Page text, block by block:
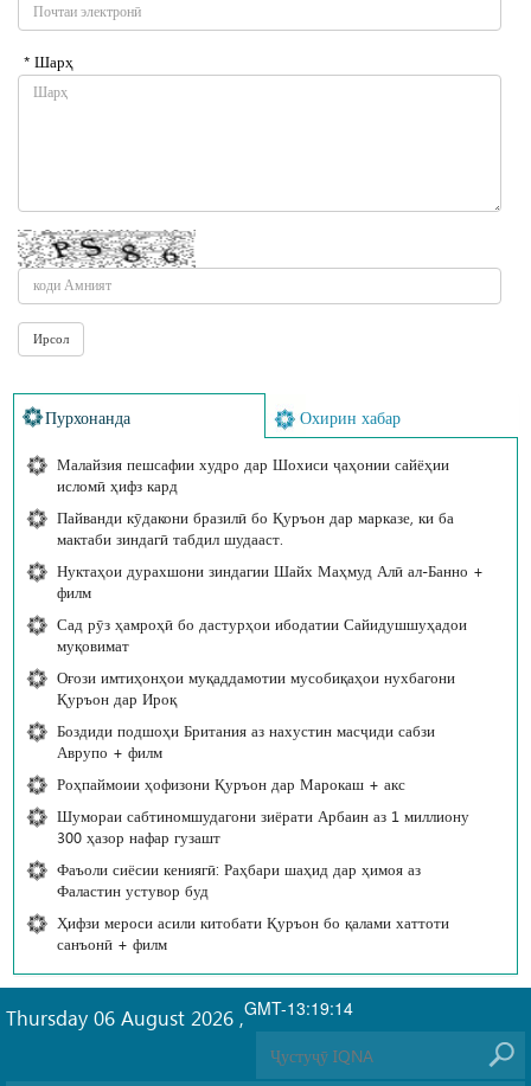
* Шарҳ
Пурхонанда Охирин хабар
Малайзия пешсафии худро дар Шохиси ҷаҳонии сайёҳии
исломӣ ҳифз кард
Пайванди кӯдакони бразилӣ бо Қуръон дар марказе, ки ба
мактаби зиндагӣ табдил шудааст.
Нуктаҳои дурахшони зиндагии Шайх Маҳмуд Алӣ ал-Банно +
филм
Сад рӯз ҳамроҳӣ бо дастурҳои ибодатии Сайидушшуҳадои
муқовимат
Оғози имтиҳонҳои муқаддамотии мусобиқаҳои нухбагони
Қуръон дар Ироқ
Боздиди подшоҳи Британия аз нахустин масҷиди сабзи
Аврупо + филм
Роҳпаймоии ҳофизони Қуръон дар Марокаш + акс
Шумораи сабтиномшудагони зиёрати Арбаин аз 1 миллиону
300 ҳазор нафар гузашт
Фаъоли сиёсии кениягӣ: Раҳбари шаҳид дар ҳимоя аз
Фаластин устувор буд
Ҳифзи мероси асили китобати Қуръон бо қалами хаттоти
санъонӣ + филм
GMT-13:19:14
Thursday 06 August 2026 ,